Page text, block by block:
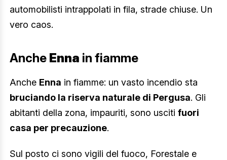
automobilisti intrappolati in fila, strade chiuse. Un
vero caos.
Anche Enna in fiamme
Anche Enna in fiamme: un vasto incendio sta
bruciando la riserva naturale di Pergusa. Gli
abitanti della zona, impauriti, sono usciti fuori
casa per precauzione.
Sul posto ci sono vigili del fuoco, Forestale e